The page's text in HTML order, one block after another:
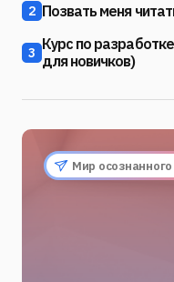
2 Позвать меня
3 Курс по
для новичков)
Мир